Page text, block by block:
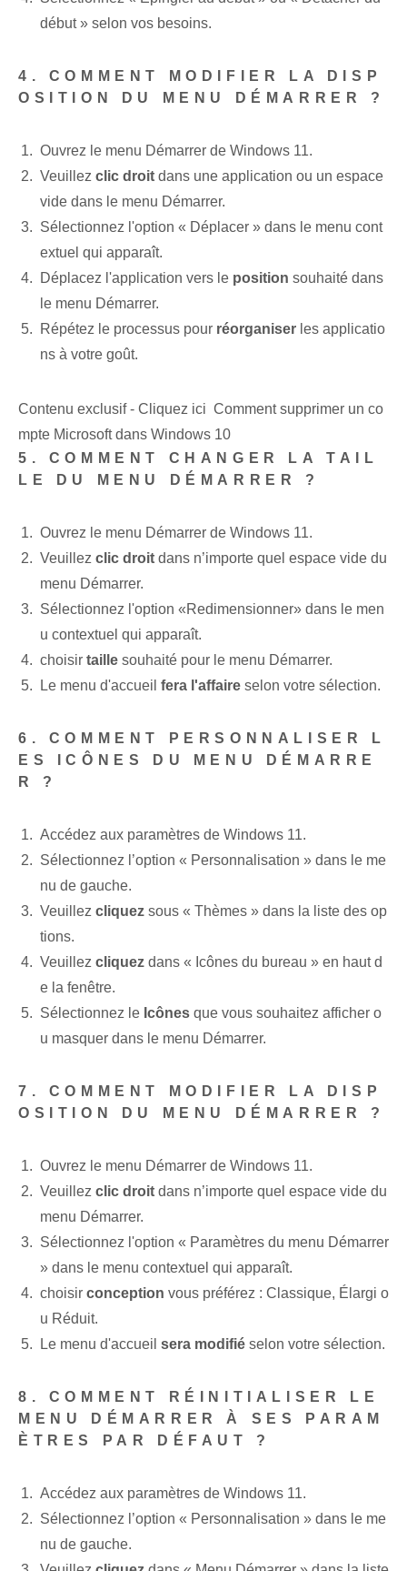
début » selon vos besoins.
4. COMMENT MODIFIER LA DISP
OSITION DU MENU DÉMARRER ?
Ouvrez le menu Démarrer de Windows 11.
Veuillez clic droit dans une application ou un espace
vide dans le menu Démarrer.
Sélectionnez l'option « Déplacer » dans le menu cont
extuel qui apparaît.
Déplacez l'application vers le position souhaité dans
le menu Démarrer.
Répétez le processus pour réorganiser les applicatio
ns à votre goût.
Contenu exclusif - Cliquez ici Comment supprimer un co
mpte Microsoft dans Windows 10
5. COMMENT CHANGER LA TAIL
LE DU MENU DÉMARRER ?
Ouvrez le menu Démarrer de Windows 11.
Veuillez clic droit dans n’importe quel espace vide du
menu Démarrer.
Sélectionnez l'option «Redimensionner» dans le men
u contextuel qui apparaît.
choisir taille souhaité pour le menu Démarrer.
Le menu d'accueil fera l'affaire selon votre sélection.
6. COMMENT PERSONNALISER L
ES ICÔNES DU MENU DÉMARRE
R ?
Accédez aux paramètres de Windows 11.
Sélectionnez l’option « Personnalisation » dans le me
nu de gauche.
Veuillez cliquez sous « Thèmes » dans la liste des op
tions.
Veuillez cliquez dans « Icônes du bureau » en haut d
e la fenêtre.
Sélectionnez le Icônes que vous souhaitez afficher o
u masquer dans le menu Démarrer.
7. COMMENT MODIFIER LA DISP
OSITION DU MENU DÉMARRER ?
Ouvrez le menu Démarrer de Windows 11.
Veuillez clic droit dans n’importe quel espace vide du
menu Démarrer.
Sélectionnez l'option « Paramètres du menu Démarrer
» dans le menu contextuel qui apparaît.
choisir conception vous préférez : Classique, Élargi o
u Réduit.
Le menu d'accueil sera modifié selon votre sélection.
8. COMMENT RÉINITIALISER LE
MENU DÉMARRER À SES PARAM
ÈTRES PAR DÉFAUT ?
Accédez aux paramètres de Windows 11.
Sélectionnez l’option « Personnalisation » dans le me
nu de gauche.